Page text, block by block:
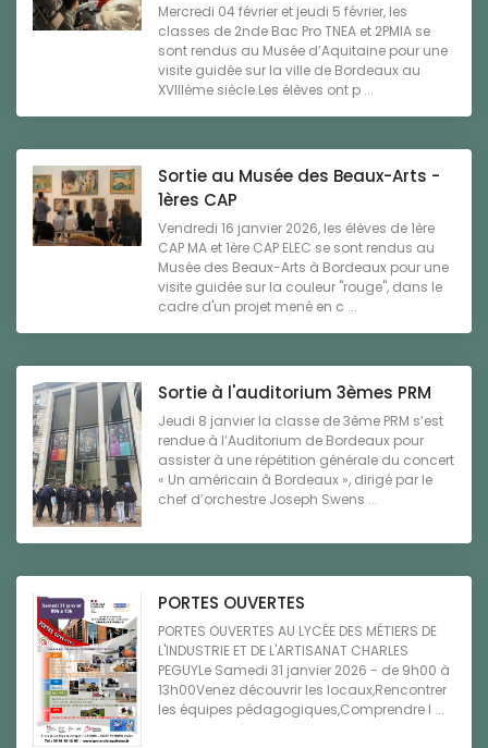
Mercredi 04 février et jeudi 5 février, les
classes de 2nde Bac Pro TNEA et 2PMIA se
sont rendus au Musée d’Aquitaine pour une
visite guidée sur la ville de Bordeaux au
XVIIIème siècle.Les élèves ont p ...
Sortie au Musée des Beaux-Arts -
1ères CAP
Vendredi 16 janvier 2026, les élèves de 1ère
CAP MA et 1ère CAP ELEC se sont rendus au
Musée des Beaux-Arts à Bordeaux pour une
visite guidée sur la couleur "rouge", dans le
cadre d'un projet mené en c ...
Sortie à l'auditorium 3èmes PRM
Jeudi 8 janvier la classe de 3ème PRM s’est
rendue à l’Auditorium de Bordeaux pour
assister à une répétition générale du concert
« Un américain à Bordeaux », dirigé par le
chef d’orchestre Joseph Swens ...
PORTES OUVERTES
PORTES OUVERTES AU LYCÉE DES MÉTIERS DE
L'INDUSTRIE ET DE L'ARTISANAT CHARLES
PEGUYLe Samedi 31 janvier 2026 - de 9h00 à
13h00Venez découvrir les locaux,Rencontrer
les équipes pédagogiques,Comprendre l ...